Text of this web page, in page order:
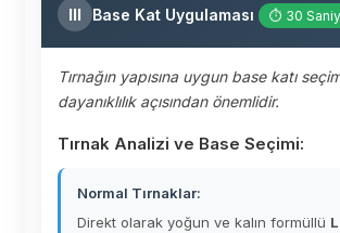
III Base Kat Uygulaması ⏱ 30
Tırnağın yapısına uygun base katı
dayanıklılık açısından önemlidir.
Tırnak Analizi ve Base Seçimi:
Normal Tırnaklar:
Direkt olarak yoğun ve kalın formüllü